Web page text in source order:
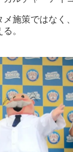
施策ではなく
。